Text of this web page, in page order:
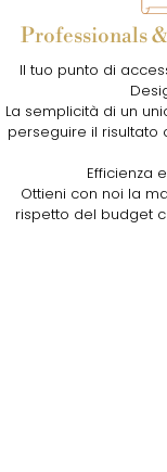
Professionals
Il tuo punto di
La semplicità di un
perseguire il risultato
Efficienza
Ottieni con noi la
rispetto del budget